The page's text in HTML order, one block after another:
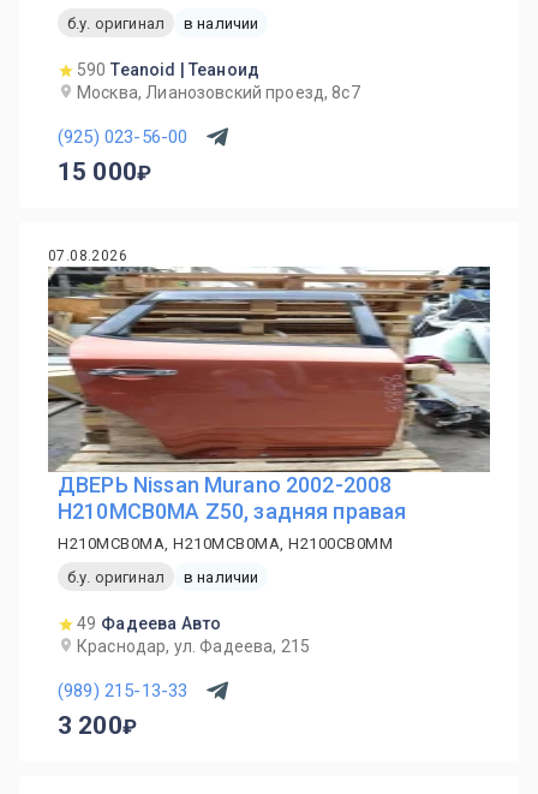
б.у. оригинал
в наличии
590 Teanoid | Теаноид
Москва, Лианозовский проезд, 8с7
(925) 023-56-00
15 000
07.08.2026
ДВЕРЬ Nissan Murano 2002-2008
H210MCB0MA Z50, задняя правая
H210MCB0MA, H210MCB0MA, H2100CB0MM
б.у. оригинал
в наличии
49 Фадеева Авто
Краснодар, ул. Фадеева, 215
(989) 215-13-33
3 200